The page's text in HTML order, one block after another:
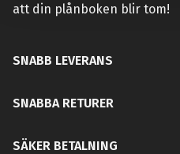
att din plånboken blir tom!
SNABB LEVERANS
SNABBA RETURER
SÄKER BETALNING